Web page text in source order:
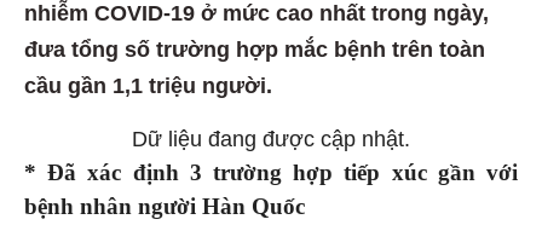
nhiễm COVID-19 ở mức cao nhất trong ngày,
đưa tổng số trường hợp mắc bệnh trên toàn
cầu gần 1,1 triệu người.
Dữ liệu đang được cập nhật.
* Đã xác định 3 trường hợp tiếp xúc gần với
bệnh nhân người Hàn Quốc